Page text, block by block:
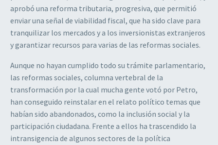
aprobó una reforma tributaria, progresiva, que permitió
enviar una señal de viabilidad fiscal, que ha sido clave para
tranquilizar los mercados y a los inversionistas extranjeros
y garantizar recursos para varias de las reformas sociales.
Aunque no hayan cumplido todo su trámite parlamentario,
las reformas sociales, columna vertebral de la
transformación por la cual mucha gente votó por Petro,
han conseguido reinstalar en el relato político temas que
habían sido abandonados, como la inclusión social y la
participación ciudadana. Frente a ellos ha trascendido la
intransigencia de algunos sectores de la política